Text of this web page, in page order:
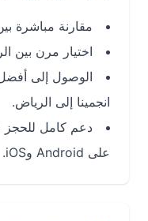
مقارنة مباشرة بين
اختيار مرن بين
الوصول إلى أفضل
انجمينا إلى الرياض.
دعم كامل للحجز عبر